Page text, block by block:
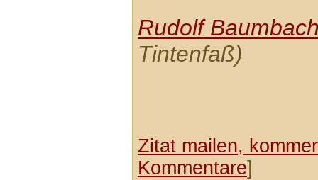
Rudolf
Tintenfaß)
Zitat mailen,
Kommentare]